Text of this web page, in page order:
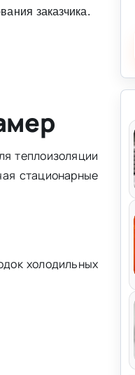
заказчика.
теплоизоляции
стационарные
холодильных